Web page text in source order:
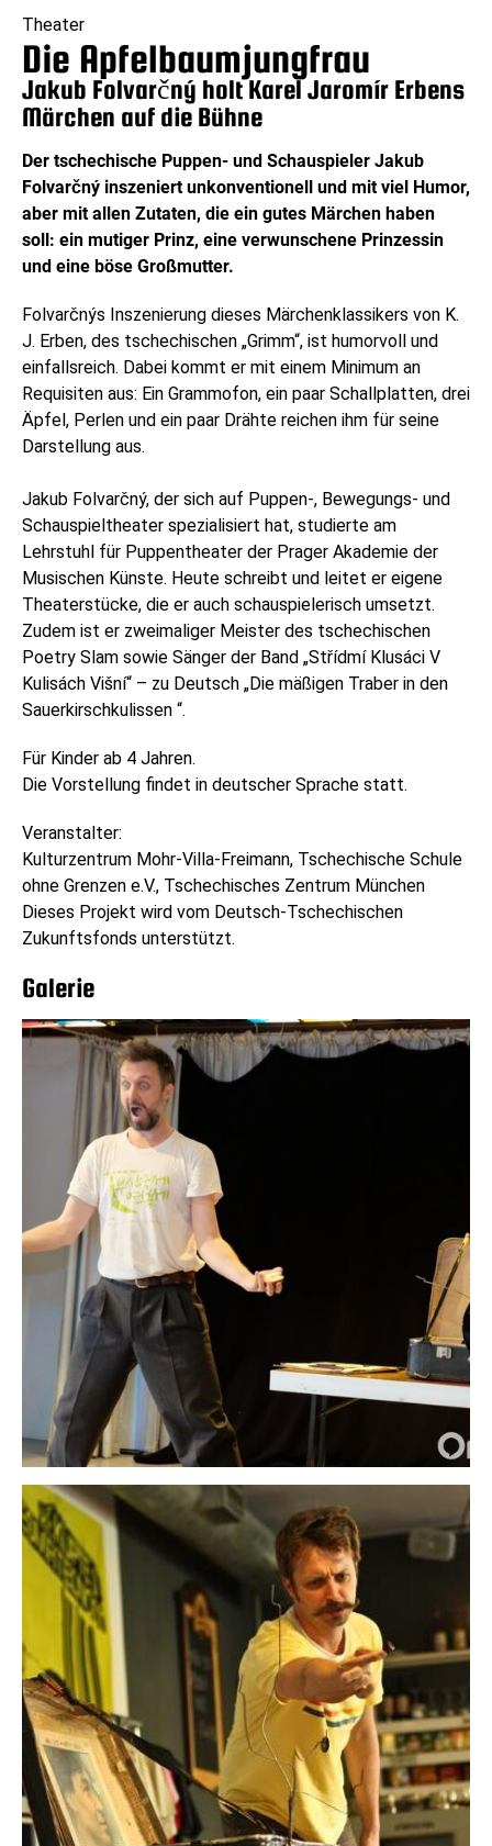
Theater
Die Apfelbaumjungfrau
Jakub Folvarčný holt Karel Jaromír Erbens
Märchen auf die Bühne
Der tschechische Puppen- und Schauspieler Jakub
Folvarčný inszeniert unkonventionell und mit viel Humor,
aber mit allen Zutaten, die ein gutes Märchen haben
soll: ein mutiger Prinz, eine verwunschene Prinzessin
und eine böse Großmutter.
Folvarčnýs Inszenierung dieses Märchenklassikers von K.
J. Erben, des tschechischen „Grimm“, ist humorvoll und
einfallsreich. Dabei kommt er mit einem Minimum an
Requisiten aus: Ein Grammofon, ein paar Schallplatten, drei
Äpfel, Perlen und ein paar Drähte reichen ihm für seine
Darstellung aus.
Jakub Folvarčný, der sich auf Puppen-, Bewegungs- und
Schauspieltheater spezialisiert hat, studierte am
Lehrstuhl für Puppentheater der Prager Akademie der
Musischen Künste. Heute schreibt und leitet er eigene
Theaterstücke, die er auch schauspielerisch umsetzt.
Zudem ist er zweimaliger Meister des tschechischen
Poetry Slam sowie Sänger der Band „Střídmí Klusáci V
Kulisách Višní“ – zu Deutsch „Die mäßigen Traber in den
Sauerkirschkulissen “.
Für Kinder ab 4 Jahren.
Die Vorstellung findet in deutscher Sprache statt.
Veranstalter:
Kulturzentrum Mohr-Villa-Freimann, Tschechische Schule
ohne Grenzen e.V., Tschechisches Zentrum München
Dieses Projekt wird vom Deutsch-Tschechischen
Zukunftsfonds unterstützt.
Galerie